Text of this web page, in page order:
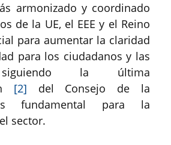
armonizado y coordinado
de la UE, el EEE y el Reino
para aumentar la claridad
para los ciudadanos y las
siguiendo la última
[2] del Consejo de la
fundamental para la
sector.